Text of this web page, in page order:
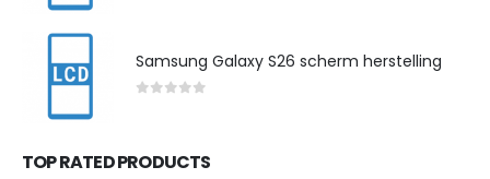
Samsung Galaxy S26 scherm herstelling
TOP RATED PRODUCTS